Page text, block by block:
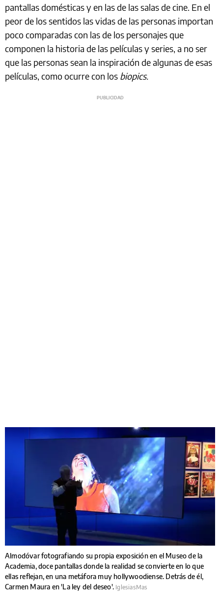
pantallas domésticas y en las de las salas de cine. En el
peor de los sentidos las vidas de las personas importan
poco comparadas con las de los personajes que
componen la historia de las películas y series, a no ser
que las personas sean la inspiración de algunas de esas
películas, como ocurre con los biopics.
Almodóvar fotografiando su propia exposición en el Museo de la
Academia, doce pantallas donde la realidad se convierte en lo que
ellas reflejan, en una metáfora muy hollywoodiense. Detrás de él,
Carmen Maura en 'La ley del deseo'. IglesiasMas